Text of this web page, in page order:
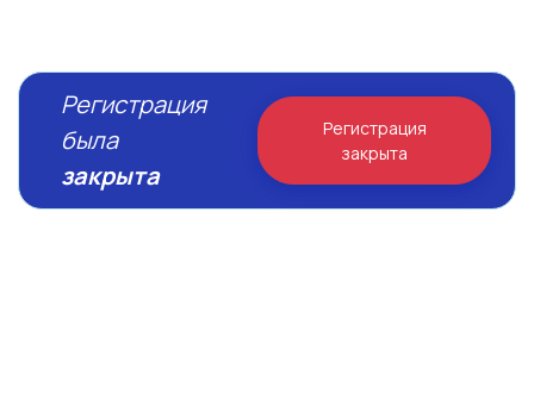
Регистрация
была
закрыта
Регистрация
закрыта